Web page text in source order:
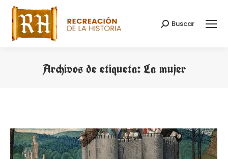
Buscar:
Buscar
Archivos de etiqueta:La mujer